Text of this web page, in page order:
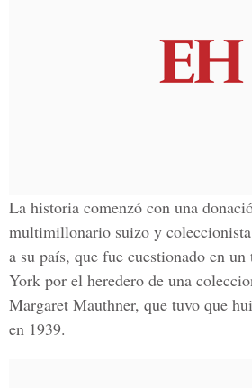
La historia comenzó con una
multimillonario suizo y
a su país, que fue cuestionado en
York por el heredero de una
Margaret Mauthner, que tuvo que
en 1939.